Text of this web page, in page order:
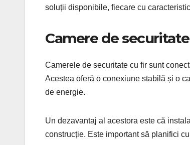
soluții disponibile, fiecare cu
Camere de
Camerele de securitate cu fir sunt
Acestea oferă o conexiune stabilă și o
de energie.
Un dezavantaj al acestora este că
construcție. Este important să planifici